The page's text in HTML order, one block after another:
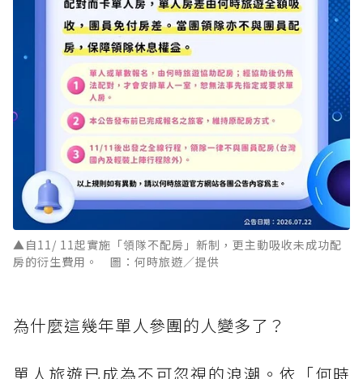
▲自11/ 11起實施「領隊不配房」新制，更主動吸收未成功配
房的衍生費用。 圖：何時旅遊／提供
為什麼這幾年單人參團的人變多了？
單人旅遊已成為不可忽視的浪潮。依「何時